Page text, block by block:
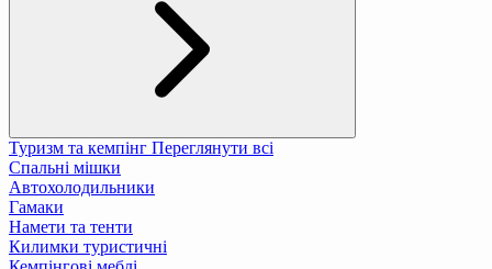
Туризм та кемпінг Переглянути всі
Спальні мішки
Автохолодильники
Гамаки
Намети та тенти
Килимки туристичні